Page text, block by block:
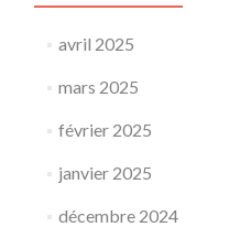
avril 2025
mars 2025
février 2025
janvier 2025
décembre 2024